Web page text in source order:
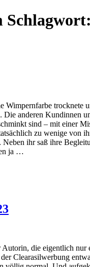
Wimpernfarbe trocknete
Die anderen Kundinnen
sind – mit einer
zu wenige von
ihr saß ihre
ja …
die eigentlich
Clearasilwerbung